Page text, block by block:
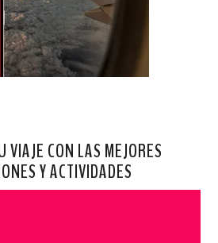
VIAJE CON LAS MEJORES
Y ACTIVIDADES